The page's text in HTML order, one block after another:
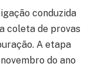
conduzida
coleta de provas
A etapa
do ano